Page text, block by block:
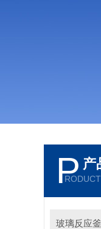
P 产
玻璃反应